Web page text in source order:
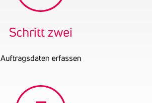
Schritt zwei
Auftragsdaten erfassen